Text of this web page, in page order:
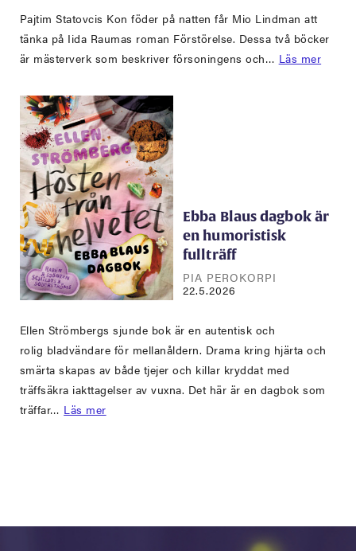
Pajtim Statovcis Kon föder på natten får Mio Lindman att
tänka på Iida Raumas roman Förstörelse. Dessa två böcker
är mästerverk som beskriver försoningens och… Läs mer
Ebba Blaus dagbok är
en humoristisk
fullträff
PIA PEROKORPI
22.5.2026
Ellen Strömbergs sjunde bok är en autentisk och
rolig bladvändare för mellanåldern. Drama kring hjärta och
smärta skapas av både tjejer och killar kryddat med
träffsäkra iakttagelser av vuxna. Det här är en dagbok som
träffar… Läs mer